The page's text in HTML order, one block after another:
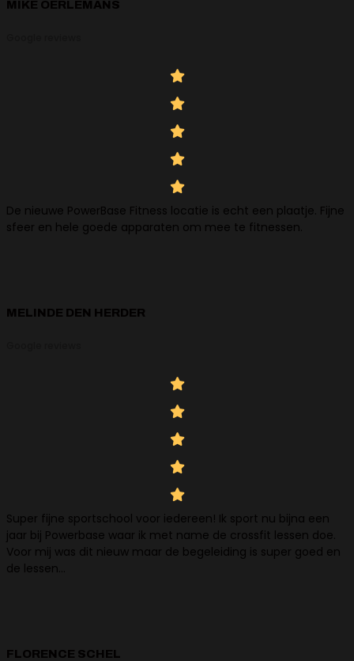
MIKE OERLEMANS
De nieuwe PowerBase Fitness locatie is echt een plaatje. Fijne
sfeer en hele goede apparaten om mee te fitnessen.
MELINDE DEN HERDER
Super fijne sportschool voor iedereen! Ik sport nu bijna een
jaar bij Powerbase waar ik met name de crossfit lessen doe.
Voor mij was dit nieuw maar de begeleiding is super goed en
de lessen…
FLORENCE SCHEL